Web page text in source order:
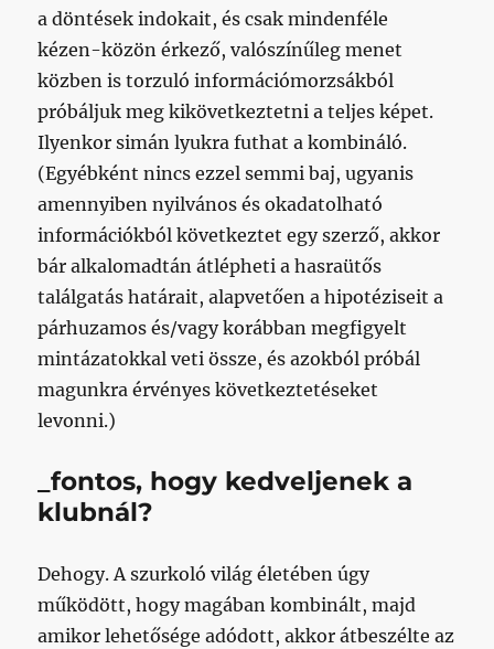
a döntések indokait, és csak mindenféle
kézen-közön érkező, valószínűleg menet
közben is torzuló információmorzsákból
próbáljuk meg kikövetkeztetni a teljes képet.
Ilyenkor simán lyukra futhat a kombináló.
(Egyébként nincs ezzel semmi baj, ugyanis
amennyiben nyilvános és okadatolható
információkból következtet egy szerző, akkor
bár alkalomadtán átlépheti a hasraütős
találgatás határait, alapvetően a hipotéziseit a
párhuzamos és/vagy korábban megfigyelt
mintázatokkal veti össze, és azokból próbál
magunkra érvényes következtetéseket
levonni.)
_fontos, hogy kedveljenek a
klubnál?
Dehogy. A szurkoló világ életében úgy
működött, hogy magában kombinált, majd
amikor lehetősége adódott, akkor átbeszélte az